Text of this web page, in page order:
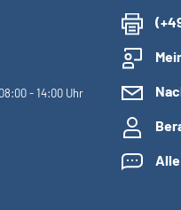
- 14:00 Uhr